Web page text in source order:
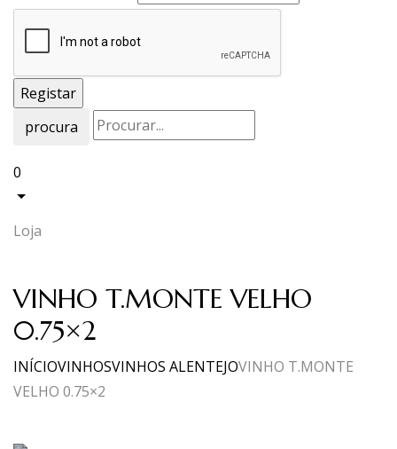
procura
0
Loja
VINHO T.MONTE VELHO
0.75×2
INÍCIOVINHOSVINHOS ALENTEJOVINHO T.MONTE
VELHO 0.75×2